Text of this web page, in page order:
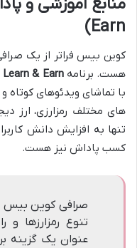
Earn)
کوین بیس فراتر از یک
هست. برنامه& Earn
با تماشای ویدئوهای کوتاه
های مختلف رمزارزی، ارز
تنها به افزایش دانش
کسب پاداش نیز هست.
صرافی کوین بیس
تنوع رمزارزها و
عنوان یک گزینه